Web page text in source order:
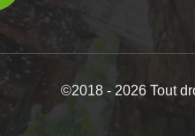
©2018 - 2026 Tout